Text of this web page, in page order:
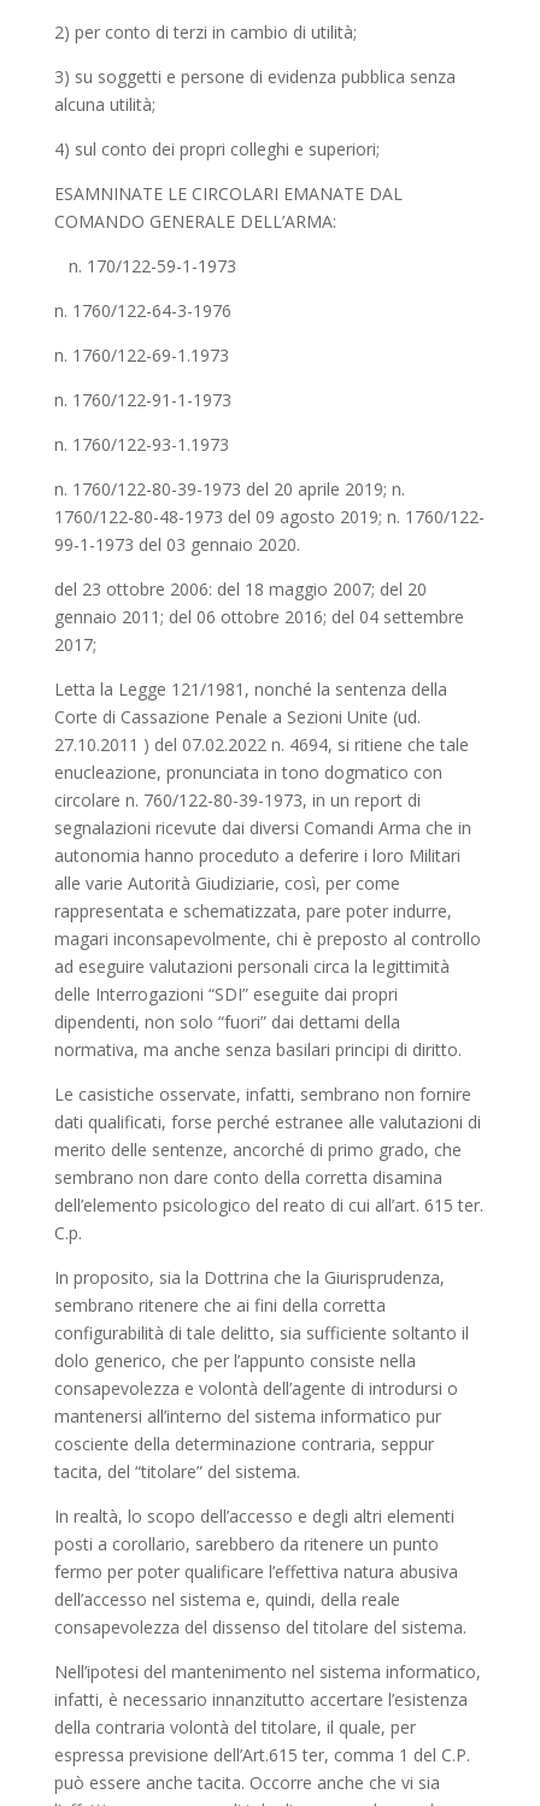
2) per conto di terzi in cambio di utilità;
3) su soggetti e persone di evidenza pubblica senza
alcuna utilità;
4) sul conto dei propri colleghi e superiori;
ESAMNINATE LE CIRCOLARI EMANATE DAL
COMANDO GENERALE DELL’ARMA:
n. 170/122-59-1-1973
n. 1760/122-64-3-1976
n. 1760/122-69-1.1973
n. 1760/122-91-1-1973
n. 1760/122-93-1.1973
n. 1760/122-80-39-1973 del 20 aprile 2019; n.
1760/122-80-48-1973 del 09 agosto 2019; n. 1760/122-
99-1-1973 del 03 gennaio 2020.
del 23 ottobre 2006: del 18 maggio 2007; del 20
gennaio 2011; del 06 ottobre 2016; del 04 settembre
2017;
Letta la Legge 121/1981, nonché la sentenza della
Corte di Cassazione Penale a Sezioni Unite (ud.
27.10.2011 ) del 07.02.2022 n. 4694, si ritiene che tale
enucleazione, pronunciata in tono dogmatico con
circolare n. 760/122-80-39-1973, in un report di
segnalazioni ricevute dai diversi Comandi Arma che in
autonomia hanno proceduto a deferire i loro Militari
alle varie Autorità Giudiziarie, così, per come
rappresentata e schematizzata, pare poter indurre,
magari inconsapevolmente, chi è preposto al controllo
ad eseguire valutazioni personali circa la legittimità
delle Interrogazioni “SDI” eseguite dai propri
dipendenti, non solo “fuori” dai dettami della
normativa, ma anche senza basilari principi di diritto.
Le casistiche osservate, infatti, sembrano non fornire
dati qualificati, forse perché estranee alle valutazioni di
merito delle sentenze, ancorché di primo grado, che
sembrano non dare conto della corretta disamina
dell’elemento psicologico del reato di cui all’art. 615 ter.
C.p.
In proposito, sia la Dottrina che la Giurisprudenza,
sembrano ritenere che ai fini della corretta
configurabilità di tale delitto, sia sufficiente soltanto il
dolo generico, che per l’appunto consiste nella
consapevolezza e volontà dell’agente di introdursi o
mantenersi all’interno del sistema informatico pur
cosciente della determinazione contraria, seppur
tacita, del “titolare” del sistema.
In realtà, lo scopo dell’accesso e degli altri elementi
posti a corollario, sarebbero da ritenere un punto
fermo per poter qualificare l’effettiva natura abusiva
dell’accesso nel sistema e, quindi, della reale
consapevolezza del dissenso del titolare del sistema.
Nell’ipotesi del mantenimento nel sistema informatico,
infatti, è necessario innanzitutto accertare l’esistenza
della contraria volontà del titolare, il quale, per
espressa previsione dell’Art.615 ter, comma 1 del C.P.
può essere anche tacita. Occorre anche che vi sia